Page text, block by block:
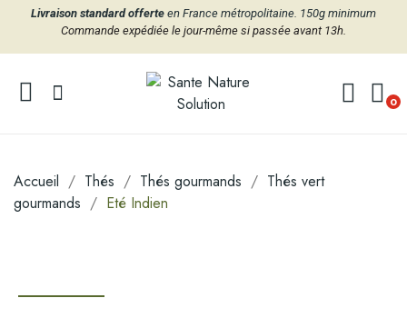
Livraison standard offerte en France métropolitaine. 150g minimum
Commande expédiée le jour-même si passée avant 13h.
0
Accueil Thés Thés gourmands
Thés vert
gourmands
Eté Indien